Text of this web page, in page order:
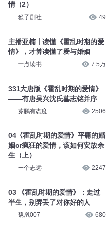
情（2）
猴子剧社 49
主播亚楠丨读懂《霍乱时期的爱
情》，才算读懂了爱与婚姻
十点读书 7.5万
331大唐版《霍乱时期的爱情》
——有唐吴兴沈氏墓志铭并序
苏鹏有态度 2506
04《霍乱时期的爱情》平庸的婚
姻or疯狂的爱情，该如何安放余
生（上）
一个志远 2247
03 《霍乱时期的爱情》：走过
半生，别弄丢了对你好的人
魏凰007 680